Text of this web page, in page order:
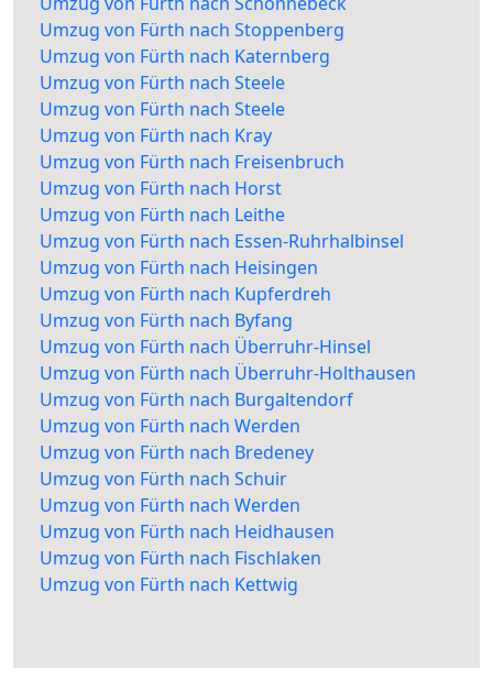
Umzug von Fürth nach Stoppenberg
Umzug von Fürth nach Katernberg
Umzug von Fürth nach Steele
Umzug von Fürth nach Steele
Umzug von Fürth nach Kray
Umzug von Fürth nach Freisenbruch
Umzug von Fürth nach Horst
Umzug von Fürth nach Leithe
Umzug von Fürth nach Essen-Ruhrhalbinsel
Umzug von Fürth nach Heisingen
Umzug von Fürth nach Kupferdreh
Umzug von Fürth nach Byfang
Umzug von Fürth nach Überruhr-Hinsel
Umzug von Fürth nach Überruhr-Holthausen
Umzug von Fürth nach Burgaltendorf
Umzug von Fürth nach Werden
Umzug von Fürth nach Bredeney
Umzug von Fürth nach Schuir
Umzug von Fürth nach Werden
Umzug von Fürth nach Heidhausen
Umzug von Fürth nach Fischlaken
Umzug von Fürth nach Kettwig